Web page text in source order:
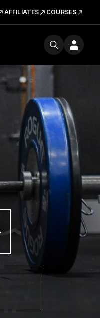
AFFILIATES COURSES